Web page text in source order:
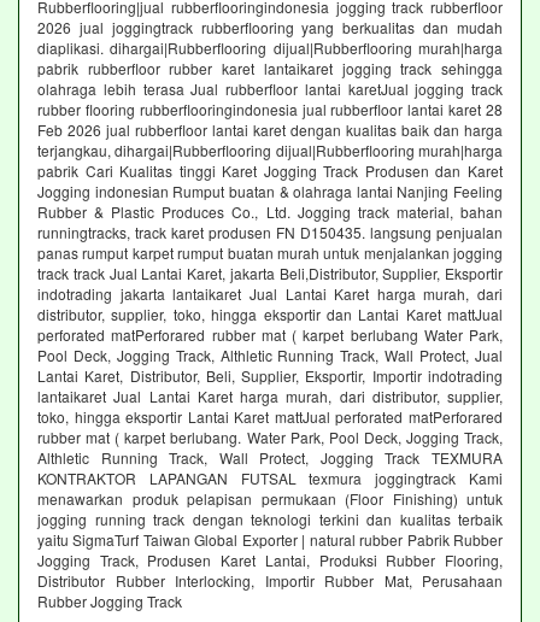
Rubberflooring|jual rubberflooringindonesia jogging track rubberfloor
2026 jual joggingtrack rubberflooring yang berkualitas dan mudah
diaplikasi. dihargai|Rubberflooring dijual|Rubberflooring murah|harga
pabrik rubberfloor rubber karet lantaikaret jogging track sehingga
olahraga lebih terasa Jual rubberfloor lantai karetJual jogging track
rubber flooring rubberflooringindonesia jual rubberfloor lantai karet 28
Feb 2026 jual rubberfloor lantai karet dengan kualitas baik dan harga
terjangkau, dihargai|Rubberflooring dijual|Rubberflooring murah|harga
pabrik Cari Kualitas tinggi Karet Jogging Track Produsen dan Karet
Jogging indonesian Rumput buatan & olahraga lantai Nanjing Feeling
Rubber & Plastic Produces Co., Ltd. Jogging track material, bahan
runningtracks, track karet produsen FN D150435. langsung penjualan
panas rumput karpet rumput buatan murah untuk menjalankan jogging
track track Jual Lantai Karet, jakarta Beli,Distributor, Supplier, Eksportir
indotrading jakarta lantaikaret Jual Lantai Karet harga murah, dari
distributor, supplier, toko, hingga eksportir dan Lantai Karet mattJual
perforated matPerforared rubber mat ( karpet berlubang Water Park,
Pool Deck, Jogging Track, Althletic Running Track, Wall Protect, Jual
Lantai Karet, Distributor, Beli, Supplier, Eksportir, Importir indotrading
lantaikaret Jual Lantai Karet harga murah, dari distributor, supplier,
toko, hingga eksportir Lantai Karet mattJual perforated matPerforared
rubber mat ( karpet berlubang. Water Park, Pool Deck, Jogging Track,
Althletic Running Track, Wall Protect, Jogging Track TEXMURA
KONTRAKTOR LAPANGAN FUTSAL texmura joggingtrack Kami
menawarkan produk pelapisan permukaan (Floor Finishing) untuk
jogging running track dengan teknologi terkini dan kualitas terbaik
yaitu SigmaTurf Taiwan Global Exporter | natural rubber Pabrik Rubber
Jogging Track, Produsen Karet Lantai, Produksi Rubber Flooring,
Distributor Rubber Interlocking, Importir Rubber Mat, Perusahaan
Rubber Jogging Track